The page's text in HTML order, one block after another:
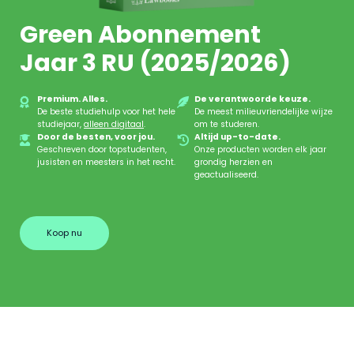
Green Abonnement
Jaar 3 RU (2025/2026)
Premium. Alles.
De beste studiehulp voor het hele
studiejaar, alleen digitaal.
De verantwoorde keuze.
De meest milieuvriendelijke wijze
om te studeren.
Door de besten, voor jou.
Geschreven door topstudenten,
jusisten en meesters in het recht.
Altijd up-to-date.
Onze producten worden elk jaar
grondig herzien en
geactualiseerd.
Koop nu